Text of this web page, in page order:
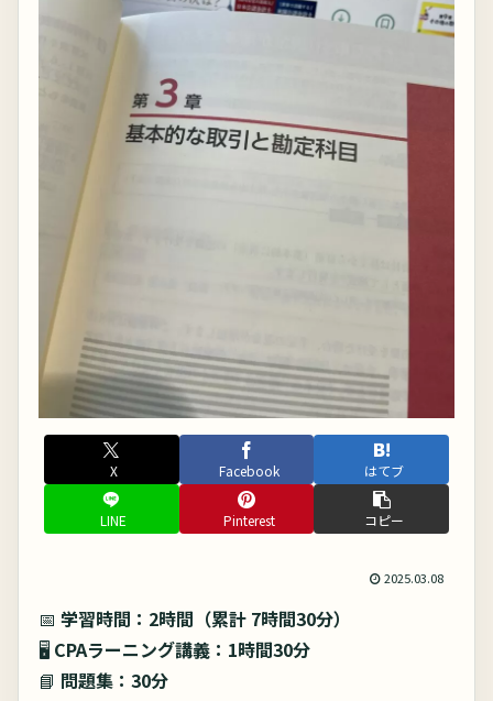
X Facebook はてブ
LINE Pinterest コピー
2025.03.08
📅 学習時間：2時間（累計 7時間30分）
🖥 CPAラーニング講義：1時間30分
📘 問題集：30分